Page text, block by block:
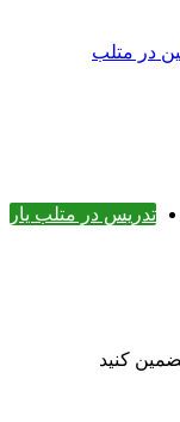
در متلب
تدریس در متلب یار
کنید